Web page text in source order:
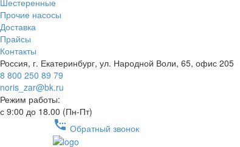
Шестеренные
Прочие насосы
Доставка
Прайсы
Контакты
Россия, г. Екатеринбург, ул. Народной Воли, 65, офис 205
8 800 250 89 79
noris_zar@bk.ru
Режим работы:
с 9:00 до 18.00 (Пн-Пт)
settings_phone Обратный звонок